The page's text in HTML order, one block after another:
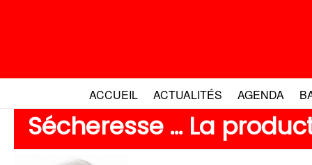
ACCUEIL ACTUALITÉS AGENDA
Sécheresse … La